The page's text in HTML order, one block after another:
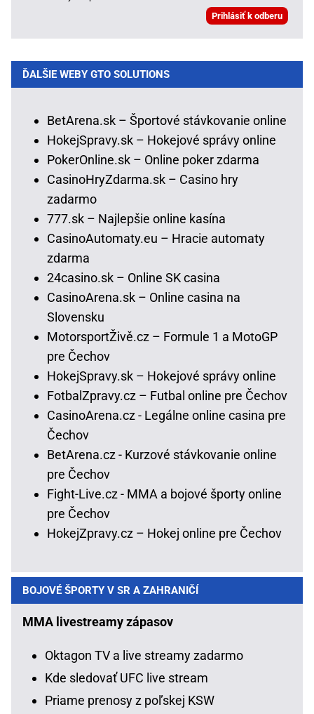
ĎALŠIE WEBY GTO SOLUTIONS
BetArena.sk – Športové stávkovanie online
HokejSpravy.sk – Hokejové správy online
PokerOnline.sk – Online poker zdarma
CasinoHryZdarma.sk – Casino hry
zadarmo
777.sk – Najlepšie online kasína
CasinoAutomaty.eu – Hracie automaty
zdarma
24casino.sk – Online SK casina
CasinoArena.sk – Online casina na
Slovensku
MotorsportŽivě.cz – Formule 1 a MotoGP
pre Čechov
HokejSpravy.sk – Hokejové správy online
FotbalZpravy.cz – Futbal online pre Čechov
CasinoArena.cz - Legálne online casina pre
Čechov
BetArena.cz - Kurzové stávkovanie online
pre Čechov
Fight-Live.cz - MMA a bojové športy online
pre Čechov
HokejZpravy.cz – Hokej online pre Čechov
BOJOVÉ ŠPORTY V SR A ZAHRANIČÍ
MMA livestreamy zápasov
Oktagon TV a live streamy zadarmo
Kde sledovať UFC live stream
Priame prenosy z poľskej KSW